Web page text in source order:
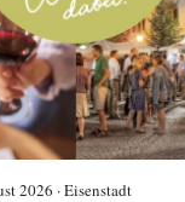
2026 · Eisenstadt